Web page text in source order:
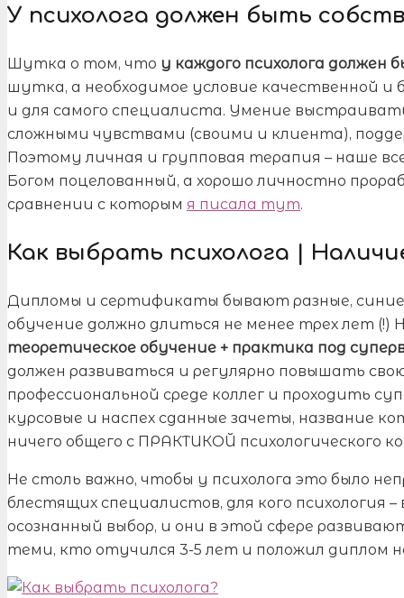
У психолога должен быть
Шутка о том, что у каждого психолога должен
шутка, а необходимое условие качественной и
и для самого специалиста. Умение
сложными чувствами (своими и клиента),
Поэтому личная и групповая терапия – наше
Богом поцелованный, а хорошо личностно
сравнении с которым я писала тут.
Как выбрать психолога |
Дипломы и сертификаты бывают разные, синие,
обучение должно длиться не менее трех лет (!)
теоретическое обучение + практика под
должен развиваться и регулярно повышать
профессиональной среде коллег и проходить
курсовые и наспех сданные зачеты, название
ничего общего с ПРАКТИКОЙ психологического
Не столь важно, чтобы у психолога это было
блестящих специалистов, для кого психология
осознанный выбор, и они в этой сфере
теми, кто отучился 3-5 лет и положил диплом